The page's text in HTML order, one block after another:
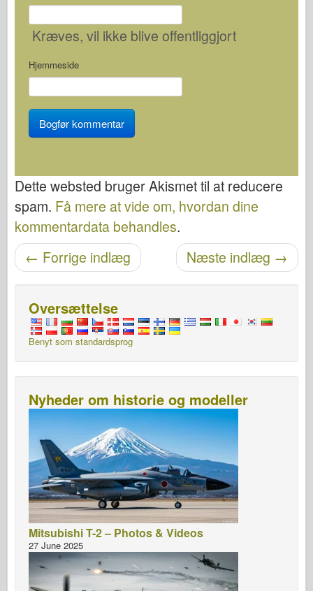
Kræves, vil ikke blive offentliggjort
Hjemmeside
Dette websted bruger Akismet til at reducere
spam. Få mere at vide om, hvordan dine
kommentardata behandles.
Navigation efter post Næste indlæg →
← Forrige indlæg
Oversættelse
Benyt som standardsprog
Nyheder om historie og modeller
Mitsubishi T-2 – Photos & Videos
27 June 2025